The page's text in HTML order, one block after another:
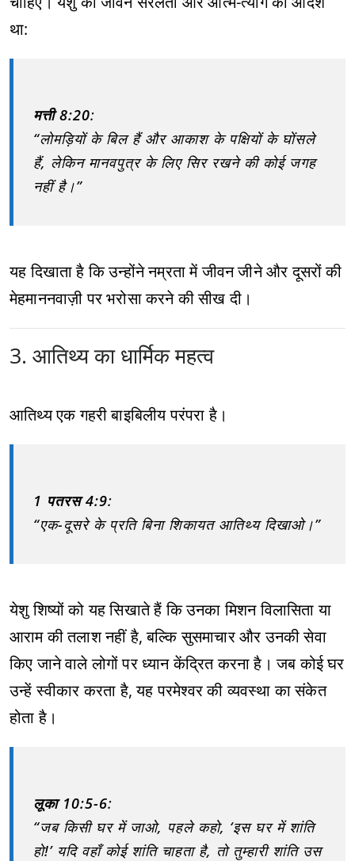
था:
मत्ती 8:20:
“लोमड़ियों के बिल हैं और आकाश के पक्षियों के घोंसले
हैं, लेकिन मानवपुत्र के लिए सिर रखने की कोई जगह
नहीं है।”
यह दिखाता है कि उन्होंने नम्रता में जीवन जीने और दूसरों की
मेहमाननवाज़ी पर भरोसा करने की सीख दी।
3. आतिथ्य का धार्मिक महत्व
आतिथ्य एक गहरी बाइबिलीय परंपरा है।
1 पतरस 4:9:
“एक-दूसरे के प्रति बिना शिकायत आतिथ्य दिखाओ।”
येशु शिष्यों को यह सिखाते हैं कि उनका मिशन विलासिता या
आराम की तलाश नहीं है, बल्कि सुसमाचार और उनकी सेवा
किए जाने वाले लोगों पर ध्यान केंद्रित करना है। जब कोई घर
उन्हें स्वीकार करता है, यह परमेश्वर की व्यवस्था का संकेत
होता है।
लूका 10:5-6:
“जब किसी घर में जाओ, पहले कहो, ‘इस घर में शांति
हो!’ यदि वहाँ कोई शांति चाहता है, तो तुम्हारी शांति उस